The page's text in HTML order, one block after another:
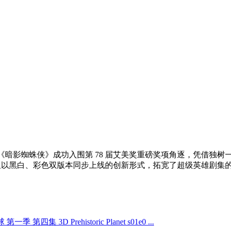
影蜘蛛侠》成功入围第 78 届艾美奖重磅奖项角逐，凭借独
黑白、彩色双版本同步上线的创新形式，拓宽了超级英雄剧集
第一季 第四集 3D Prehistoric Planet s01e0 ...